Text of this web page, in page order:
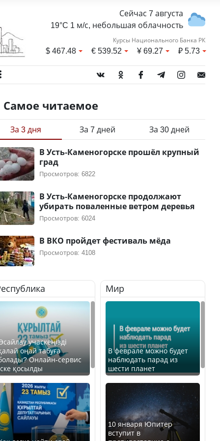
Сейчас 7 августа
19°C 1 м/с, небольшая облачность
Курсы Национального Банка РК
$467.48 €539.52 ¥69.27 ₽5.73
Самое читаемое
За 3 дня За 7 дней За 30 дней
В Усть-Каменогорске прошёл крупный
град
Просмотров: 6822
В Усть-Каменогорске продолжают
убирать поваленные ветром деревья
Просмотров: 6024
В ВКО пройдет фестиваль мёда
Просмотров: 4108
учаскеңізді
оңай табуға
Онлайн-сервис
қосылды
Мир
В феврале можно будет
наблюдать парад из
шести планет
10 января Юпитер
вступит в